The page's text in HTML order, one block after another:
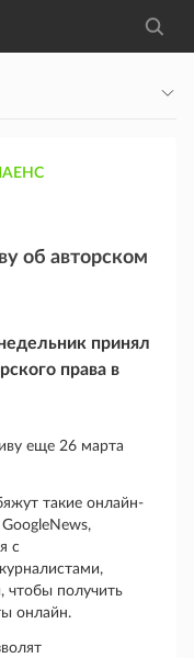
об авторском
принял
права в
еще 26 марта
такие онлайн-
с
чтобы получить
онлайн.